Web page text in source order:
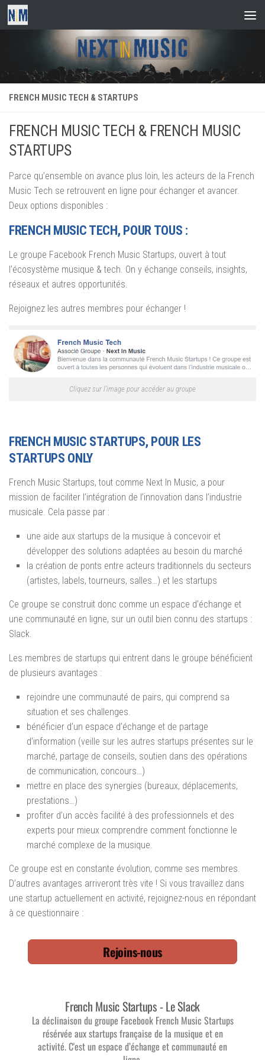
Skip to content
FRENCH MUSIC TECH & STARTUPS
FRENCH MUSIC TECH & FRENCH MUSIC
STARTUPS
Parce qu’ensemble on avance plus loin, les acteurs de la French
Music Tech se retrouvent en ligne pour échanger et avancer.
Deux options disponibles :
FRENCH MUSIC TECH, POUR TOUS :
Le groupe Facebook French Music Startups, ouvert à tout
l’écosystème musique & tech. On y échange conseils, insights,
réseaux et autres opportunités.
Rejoignez les autres membres pour échanger !
Cliquez sur l’image pour accéder au groupe
FRENCH MUSIC STARTUPS, POUR LES
STARTUPS ONLY
French Music Startups, tout comme Next In Music, a pour
mission de faciliter l’intégration de l’innovation dans l’industrie
musicale. Cela passe par :
une aide aux startups de la musique à concevoir et
développer des solutions adaptées au besoin du marché
la création de ponts entre acteurs traditionnels du secteurs
(artistes, labels, tourneurs, salles…) et les startups
Ce groupe se construit donc comme un espace d’échange et
une communauté en ligne, sur un outil bien connu des startups :
Slack.
Les membres de startups qui entrent dans le groupe bénéficient
de plusieurs avantages :
rejoindre une communauté de pairs, qui comprend sa
situation et ses challenges.
bénéficier d’un espace d’échange et de partage
d’information (veille sur les autres startups présentes sur le
marché, partage de conseils, soutien dans des opérations
de communication, concours…)
mettre en place des synergies (bureaux, déplacements,
prestations…)
profiter d’un accès facilité à des professionnels et des
experts pour mieux comprendre comment fonctionne le
marché complexe de la musique.
Ce groupe est en constante évolution, comme ses membres.
D’autres avantages arriveront très vite ! Si vous travaillez dans
une startup actuellement en activité, rejoignez-nous en répondant
à ce questionnaire :